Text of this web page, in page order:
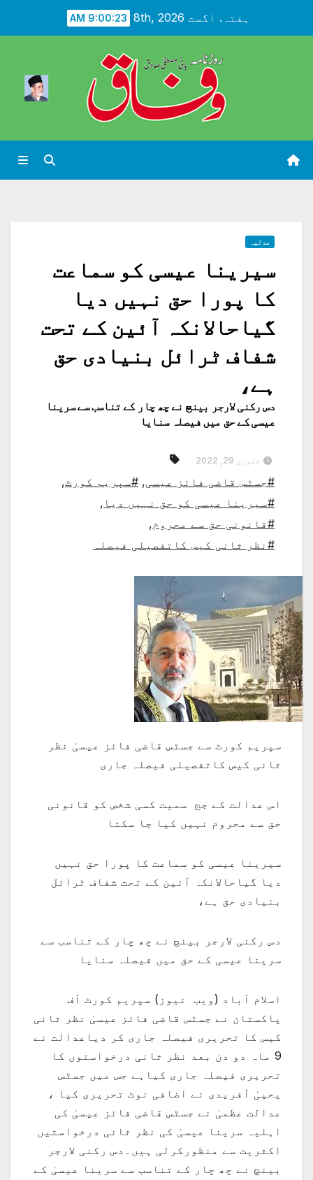
ہفتہ. اگست 8th, 2026 9:00:25 AM
عدلیہ
سیرینا عیسی کو سماعت
کا پورا حق نہیں دیا
گیاحالانکہ آئین کے تحت
شفاف ٹرائل بنیادی حق
ہے،
دس رکنی لارجر بینچ نے چھ چار کے تناسب سے سرینا
عیسی کے حق میں فیصلہ سنایا
جنوری 29, 2022
#جسٹس قاضی فائز عیسی, #سپریم کورٹ,
#سیرینا عیسی کو حق نہیں دیا ,
#قانونی حق سے محروم,
#نظر ثانی کیس کاتفصیلی فیصلہ
سپریم کورٹ سے جسٹس قاضی فائز عیسیٰ نظر
ثانی کیس کاتفصیلی فیصلہ جاری
اس عدالت کے جج سمیت کسی شخص کو قانونی
حق سے محروم نہیں کیا جا سکتا
سیرینا عیسی کو سماعت کا پورا حق نہیں
دیا گیاحالانکہ آئین کے تحت شفاف ٹرائل
بنیادی حق ہے،
دس رکنی لارجر بینچ نے چھ چار کے تناسب سے
سرینا عیسی کے حق میں فیصلہ سنایا
اسلام آباد (ویب نیوز) سپریم کورٹ آف
پاکستان نے جسٹس قاضی فائز عیسیٰ نظر ثانی
کیس کا تحریری فیصلہ جاری کر دیاعدالت نے
9 ماہ دو دن بعد نظر ثانی درخواستوں کا
تحریری فیصلہ جاری کیاہے جس میں جسٹس
یحییٰ آفریدی نے اضافی نوٹ تحریری کیا ،
عدالت عظمیٰ نے جسٹس قاضی فائز عیسیٰ کی
اہلیہ سرینا عیسیٰ کی نظر ثانی درخواستیں
اکثریت سے منظورکرلی ہیں۔دس رکنی لارجر
بینچ نے چھ چار کے تناسب سے سرینا عیسیٰ کے